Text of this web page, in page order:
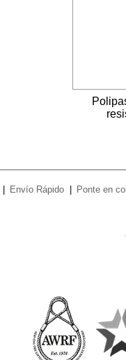
Envío Rápido Ponte en